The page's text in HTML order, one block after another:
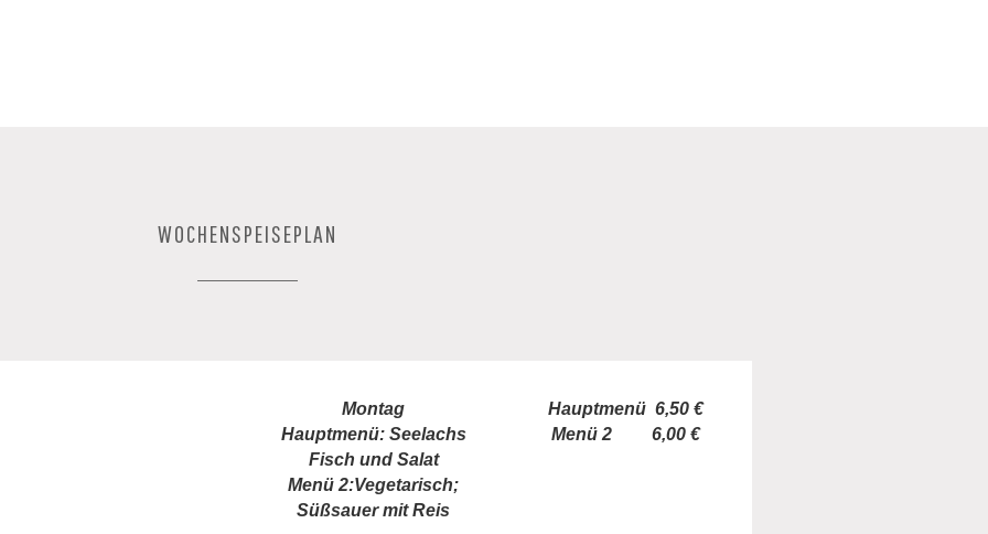
WOCHENSPEISEPLAN
Montag
Hauptmenü: Seelachs
Fisch und Salat
Menü 2:Vegetarisch;
Süßsauer mit Reis
Hauptmenü 6,50 €
Menü 2 6,00 €